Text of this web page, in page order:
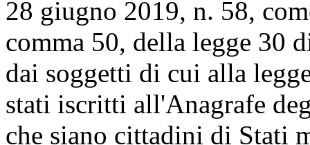
28 giugno 2019, n. 58,
comma 50, della legge 30
dai soggetti di cui alla
stati iscritti all'Anagrafe
che siano cittadini di Stati